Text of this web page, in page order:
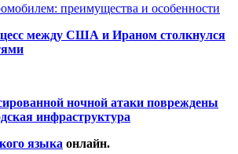
преимущества и особенности
между США и Ираном столкнулся
ночной атаки повреждены
инфраструктура
языка онлайн.